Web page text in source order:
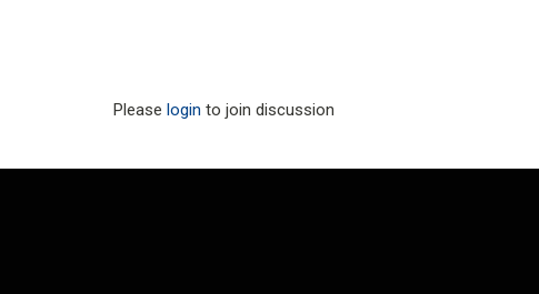
Please login to join discussion